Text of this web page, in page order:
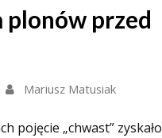
plonów przed
Mariusz Matusiak
pojęcie „chwast” zyskało